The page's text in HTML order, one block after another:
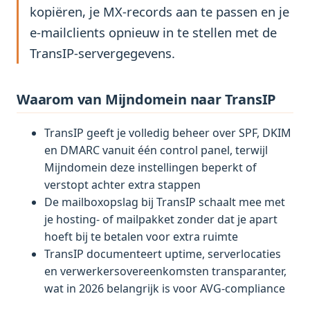
kopiëren, je MX-records aan te passen en je
e-mailclients opnieuw in te stellen met de
TransIP-servergegevens.
Waarom van Mijndomein naar TransIP
TransIP geeft je volledig beheer over SPF, DKIM
en DMARC vanuit één control panel, terwijl
Mijndomein deze instellingen beperkt of
verstopt achter extra stappen
De mailboxopslag bij TransIP schaalt mee met
je hosting- of mailpakket zonder dat je apart
hoeft bij te betalen voor extra ruimte
TransIP documenteert uptime, serverlocaties
en verwerkersovereenkomsten transparanter,
wat in 2026 belangrijk is voor AVG-compliance